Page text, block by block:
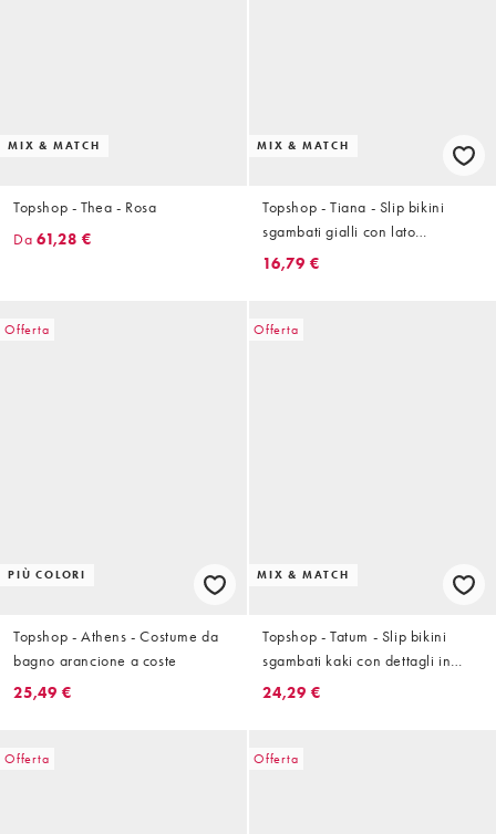
MIX & MATCH
Topshop - Thea - Rosa
Da 61,28 €
MIX & MATCH
Topshop - Tiana - Slip bikini
sgambati gialli con lato
attorcigliato
16,79 €
Offerta
PIÙ COLORI
Topshop - Athens - Costume da
bagno arancione a coste
25,49 €
Offerta
MIX & MATCH
Topshop - Tatum - Slip bikini
sgambati kaki con dettagli in
metallo
24,29 €
Offerta Offerta